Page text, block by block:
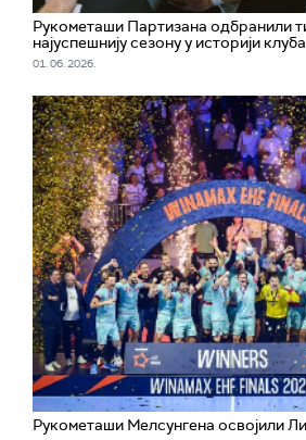
Рукометаши Партизана одбранили
најуспешнију сезону у историји клуба
01. 06. 2026.
Рукометаши Мелсунгена освојили